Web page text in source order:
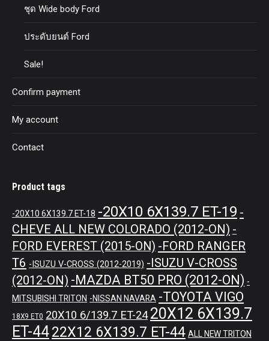
ชุด Wide body Ford
ประดับยนต์ Ford
Sale!
Confirm payment
My account
Contact
Product tags
-20X10 6X139.7 ET-18 -20X10 6X139.7 ET-19 -
CHEVE ALL NEW COLORADO (2012-ON) -
FORD EVEREST (2015-ON) -FORD RANGER
T6 -ISUZU V-CROSS (2012-2019) -ISUZU V-CROSS
(2012-ON) -MAZDA BT50 PRO (2012-ON) -
MITSUBISHI TRITON -NISSAN NAVARA -TOYOTA VIGO
18X9 ET0 20X10 6/139.7 ET-24 20X12 6X139.7
ET-4422X12 6X139.7 ET-44 ALL NEW TRITON